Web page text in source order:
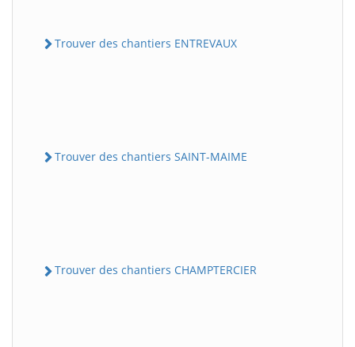
Trouver des chantiers ENTREVAUX
Trouver des chantiers SAINT-MAIME
Trouver des chantiers CHAMPTERCIER